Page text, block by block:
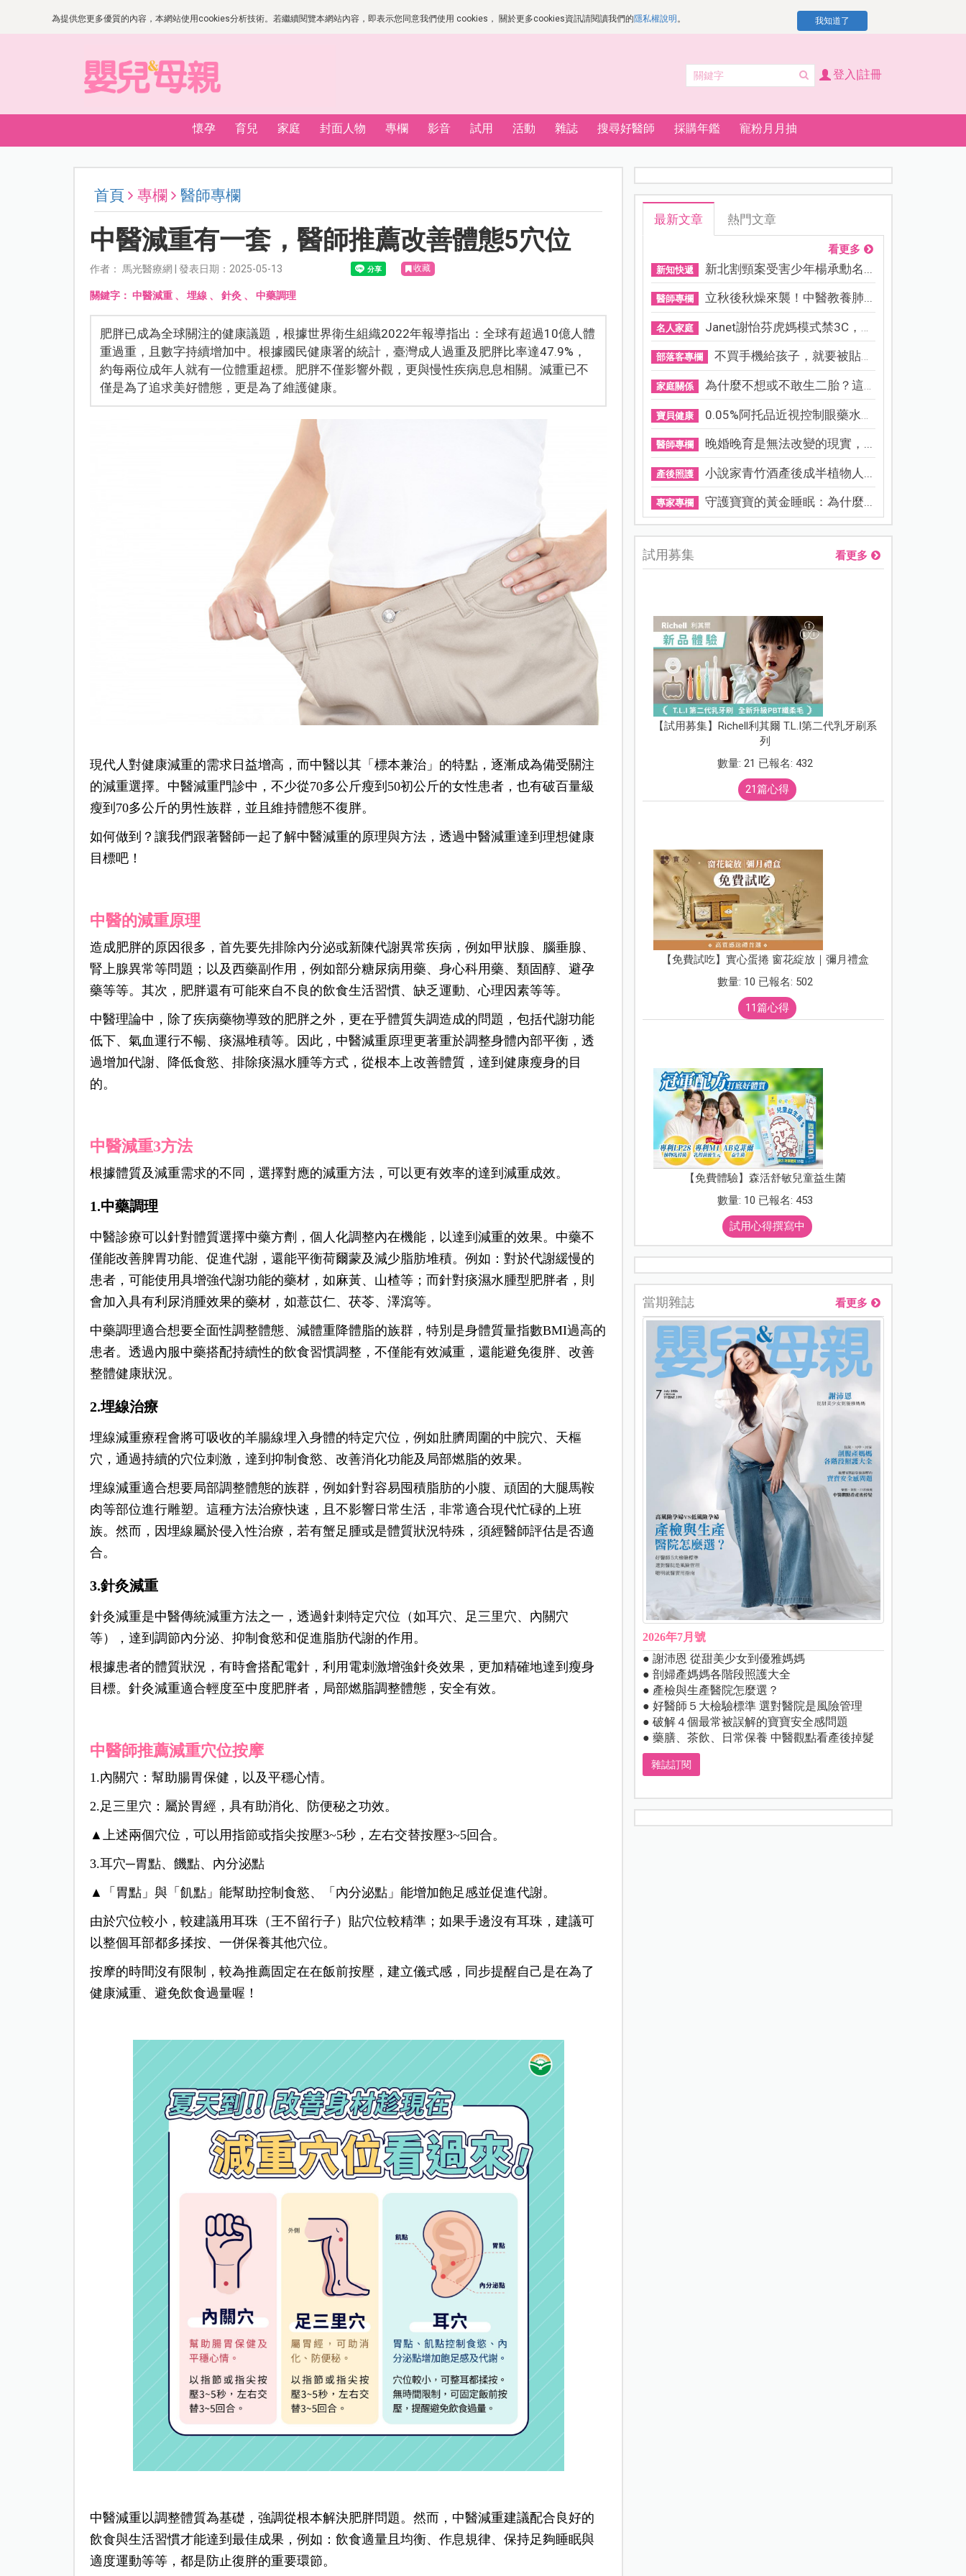
為提供您更多優質的內容，本網站使用cookies分析技術。若繼續閱覽本網站內容，即表示您同意我們使用 cookies， 關於更多cookies資訊請閱讀我們的隱私權說明 。 我知道了
登入|註冊
懷孕 育兒 家庭 封面人物 專欄 影音 試用 活動 雜誌 搜尋好醫師 採購年鑑 寵粉月月抽
首頁 專欄 醫師專欄
中醫減重有一套，醫師推薦改善體態5穴位
作者： 馬光醫療網 | 發表日期：2025-05-13 收藏
關鍵字： 中醫減重、 埋線 、 針灸 、 中藥調理
肥胖已成為全球關注的健康議題，根據世界衛生組織2022年報導指出：全球有超過10億人體
重過重，且數字持續增加中。根據國民健康署的統計，臺灣成人過重及肥胖比率達47.9%，
約每兩位成年人就有一位體重超標。肥胖不僅影響外觀，更與慢性疾病息息相關。減重已不
僅是為了追求美好體態，更是為了維護健康。
現代人對健康減重的需求日益增高，而中醫以其「標本兼治」的特點，逐漸成為備受關注
的減重選擇。 中醫減重門診中，不少從70多公斤瘦到50初公斤的女性患者，也有破百量級
瘦到70多公斤的男性族群，並且維持體態不復胖。
如何做到？讓我們跟著醫師一起了解中醫減重的原理與方法，透過中醫減重達到理想健康
目標吧！
中醫的減重原理
造成肥胖的原因很多，首先要先排除內分泌或新陳代謝異常疾病，例如甲狀腺、腦垂腺、
腎上腺異常等問題；以及西藥副作用，例如部分糖尿病用藥、身心科用藥、類固醇、避孕
藥等等。其次，肥胖還有可能來自不良的飲食生活習慣、缺乏運動、心理因素等等。
中醫理論中，除了疾病藥物導致的肥胖之外，更在乎體質失調造成的問題，包括代謝功能
低下、氣血運行不暢、痰濕堆積等。因此，中醫減重原理更著重於調整身體內部平衡，透
過增加代謝、降低食慾、排除痰濕水腫等方式，從根本上改善體質，達到健康瘦身的目
的。
中醫減重3方法
根據體質及減重需求的不同，選擇對應的減重方法，可以更有效率的達到減重成效。
1.中藥調理
中醫診療可以針對體質選擇中藥方劑，個人化調整內在機能，以達到減重的效果。中藥不
僅能改善脾胃功能、促進代謝，還能平衡荷爾蒙及減少脂肪堆積。例如：對於代謝緩慢的
患者，可能使用具增強代謝功能的藥材，如麻黃、山楂等；而針對痰濕水腫型肥胖者，則
會加入具有利尿消腫效果的藥材，如薏苡仁、茯苓、澤瀉等。
中藥調理適合想要全面性調整體態、減體重降體脂的族群，特別是身體質量指數BMI過高的
患者。透過內服中藥搭配持續性的飲食習慣調整，不僅能有效減重，還能避免復胖、改善
整體健康狀況。
2.埋線治療
埋線減重療程會將可吸收的羊腸線埋入身體的特定穴位，例如肚臍周圍的中脘穴、天樞
穴，通過持續的穴位刺激，達到抑制食慾、改善消化功能及局部燃脂的效果。
埋線減重適合想要局部調整體態的族群，例如針對容易囤積脂肪的小腹、頑固的大腿馬鞍
肉等部位進行雕塑。這種方法治療快速，且不影響日常生活，非常適合現代忙碌的上班
族。然而，因埋線屬於侵入性治療，若有蟹足腫或是體質狀況特殊，須經醫師評估是否適
合。
3.針灸減重
針灸減重是中醫傳統減重方法之一，透過針刺特定穴位（如耳穴、足三里穴、內關穴
等），達到調節內分泌、抑制食慾和促進脂肪代謝的作用。
根據患者的體質狀況，有時會搭配電針，利用電刺激增強針灸效果，更加精確地達到瘦身
目標。針灸減重適合輕度至中度肥胖者，局部燃脂調整體態，安全有效。
中醫師推薦減重穴位按摩
1.內關穴： 幫助腸胃保健，以及平穩心情。
2.足三里穴： 屬於胃經，具有助消化、防便秘之功效。
▲上述兩個穴位，可以用指節或指尖按壓3~5秒，左右交替按壓3~5回合。
3.耳穴─胃點、饑點、內分泌點
▲「胃點」與「飢點」能幫助控制食慾、「內分泌點」能增加飽足感並促進代謝。
由於穴位較小，較建議用耳珠（王不留行子）貼穴位較精準；如果手邊沒有耳珠，建議可
以整個耳部都多揉按、一併保養其他穴位。
按摩的時間沒有限制，較為推薦固定在在飯前按壓，建立儀式感，同步提醒自己是在為了
健康減重、避免飲食過量喔！
中醫減重以調整體質為基礎，強調從根本解決肥胖問題。然而，中醫減重建議配合良好的
飲食與生活習慣才能達到最佳成果，例如：飲食適量且均衡、作息規律、保持足夠睡眠與
適度運動等等，都是防止復胖的重要環節。
最新文章 熱門文章
看更多
新知快遞 新北割頸案受害少年楊承勳名...
醫師專欄 立秋後秋燥來襲！中醫教養肺...
名人家庭 Janet謝怡芬虎媽模式禁3C，看...
部落客專欄 不買手機給孩子，就要被貼「...
家庭關係 為什麼不想或不敢生二胎？這8...
寶貝健康 0.05%阿托品近視控制眼藥水納...
醫師專欄 晚婚晚育是無法改變的現實，...
產後照護 小說家青竹酒產後成半植物人...
專家專欄 守護寶寶的黃金睡眠：為什麼...
試用募集 看更多
【試用募集】Richell利其爾 T.L.I第二代乳牙刷系
列
數量: 21 已報名: 432
21篇心得
【免費試吃】實心蛋捲 窗花綻放｜彌月禮盒
數量: 10 已報名: 502
11篇心得
【免費體驗】森活舒敏兒童益生菌
數量: 10 已報名: 453
試用心得撰寫中
當期雜誌 看更多
2026年7月號
● 謝沛恩 從甜美少女到優雅媽媽
● 剖婦產媽媽各階段照護大全
● 產檢與生產醫院怎麼選？
● 好醫師５大檢驗標準 選對醫院是風險管理
● 破解４個最常被誤解的寶寶安全感問題
● 藥膳、茶飲、日常保養 中醫觀點看產後掉髮
雜誌訂閱